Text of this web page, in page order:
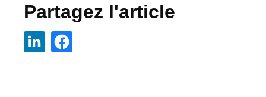
Partagez l'article